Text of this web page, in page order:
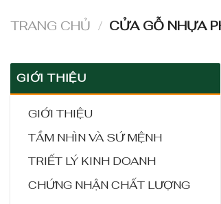
TRANG CHỦ / CỬA GỖ NHỰA
GIỚI THIỆU
GIỚI THIỆU
TẦM NHÌN VÀ SỨ MỆNH
TRIẾT LÝ KINH DOANH
CHỨNG NHẬN CHẤT LƯỢNG